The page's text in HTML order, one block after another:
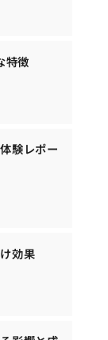
特徴
験レポー
効果